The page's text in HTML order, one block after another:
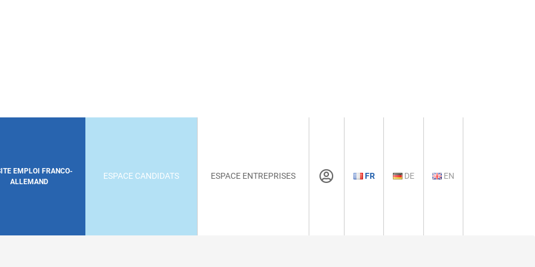
EMPLOI FRANCO-
ALLEMAND
ESPACE CANDIDATS ESPACE ENTREPRISES FR DE EN